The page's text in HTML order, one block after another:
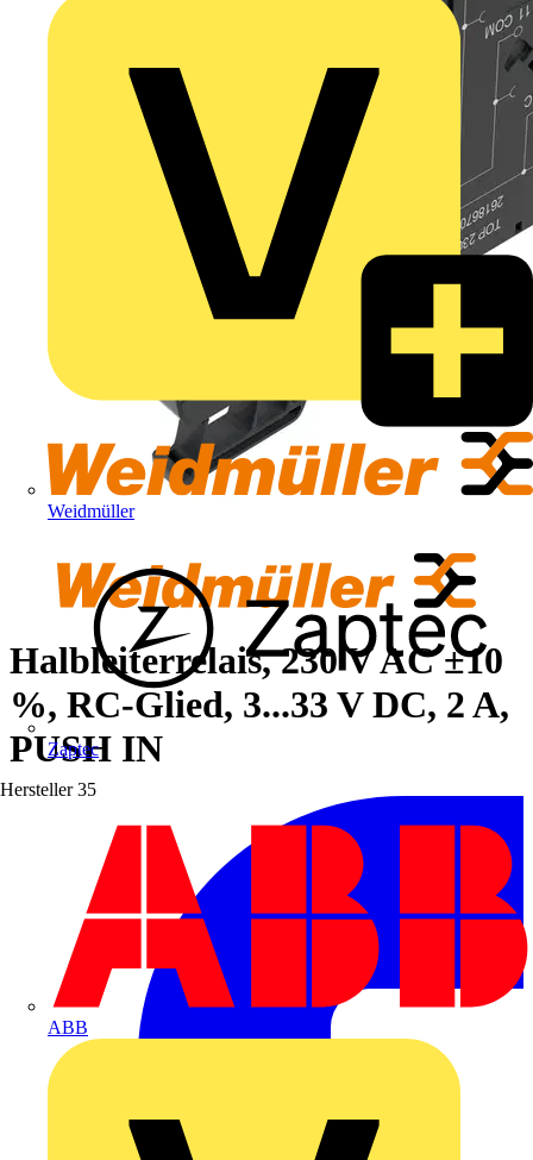
Weidmüller
Zaptec
Hersteller 35
ABB
Halbleiterrelais, 230 V AC ±10
%, RC-Glied, 3...33 V DC, 2 A,
PUSH IN